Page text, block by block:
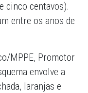
cinco centavos).
entre os anos de
MPPE, Promotor
envolve a
laranjas e